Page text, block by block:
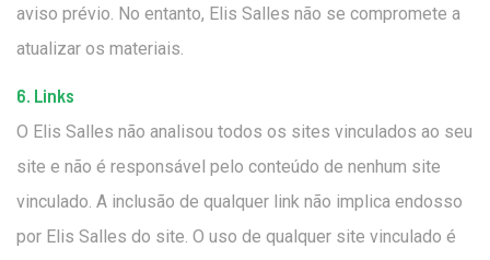
aviso prévio. No entanto, Elis Salles não se compromete a
atualizar os materiais.
6. Links
O Elis Salles não analisou todos os sites vinculados ao seu
site e não é responsável pelo conteúdo de nenhum site
vinculado. A inclusão de qualquer link não implica endosso
por Elis Salles do site. O uso de qualquer site vinculado é